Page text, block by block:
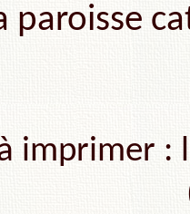
paroisse
imprimer :